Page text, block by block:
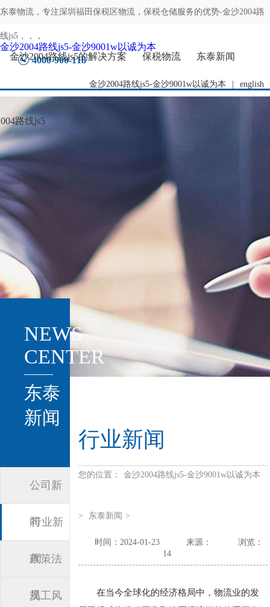
东泰物流，专注深圳福田保税区物流，保税仓储服务的优势-金沙2004路
线js5 ，，，
4000-900-118
金沙2004路线js5-金沙9001w以诚为本 english
金沙2004路线js5-金沙9001w以诚为本
金沙2004路线js5的解决方案
保税物流 东泰新闻
路线js5
NEWS
CENTER
东泰
新闻
公司新
闻
行业新
闻
政策法
规
员工风
行业新闻
您的位置： 金沙2004路线js5-金沙9001w以诚为本
> 东泰新闻 >
时间：2024-01-23 来源：
浏览：
14
在当今全球化的经济格局中，物流业的发